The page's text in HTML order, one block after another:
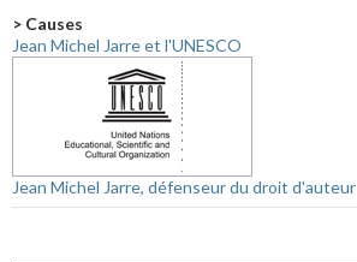
> Causes
Jean Michel Jarre et l'UNESCO
Jean Michel Jarre, défenseur du droit d'auteur